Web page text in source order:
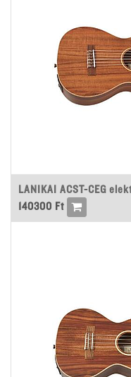
LANIKAI ACST-CEG
140300 Ft